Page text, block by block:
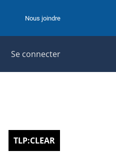
Nous joindre
Se connecter
TLP:CLEAR